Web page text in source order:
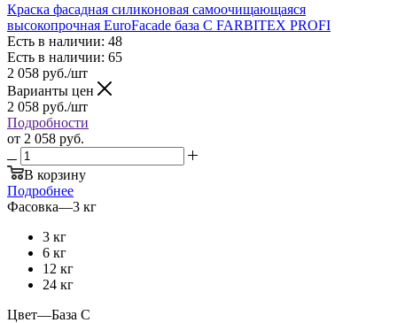
Краска фасадная силиконовая самоочищающаяся
высокопрочная EuroFacade база С FARBITEX PROFI
Есть в наличии: 48
Есть в наличии: 65
2 058 руб./шт
Варианты цен
2 058 руб./шт
Подробности
от 2 058 руб.
В корзину
Подробнее
Фасовка—3 кг
3 кг
6 кг
12 кг
24 кг
Цвет—База С